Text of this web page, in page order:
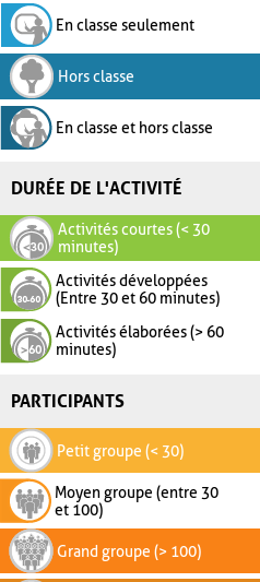
En classe seulement
Hors classe
En classe et hors classe
DURÉE DE L'ACTIVITÉ
Activités courtes (< 30
minutes)
Activités développées
(Entre 30 et 60 minutes)
Activités élaborées (> 60
minutes)
PARTICIPANTS
Petit groupe (< 30)
Moyen groupe (entre 30
et 100)
Grand groupe (> 100)